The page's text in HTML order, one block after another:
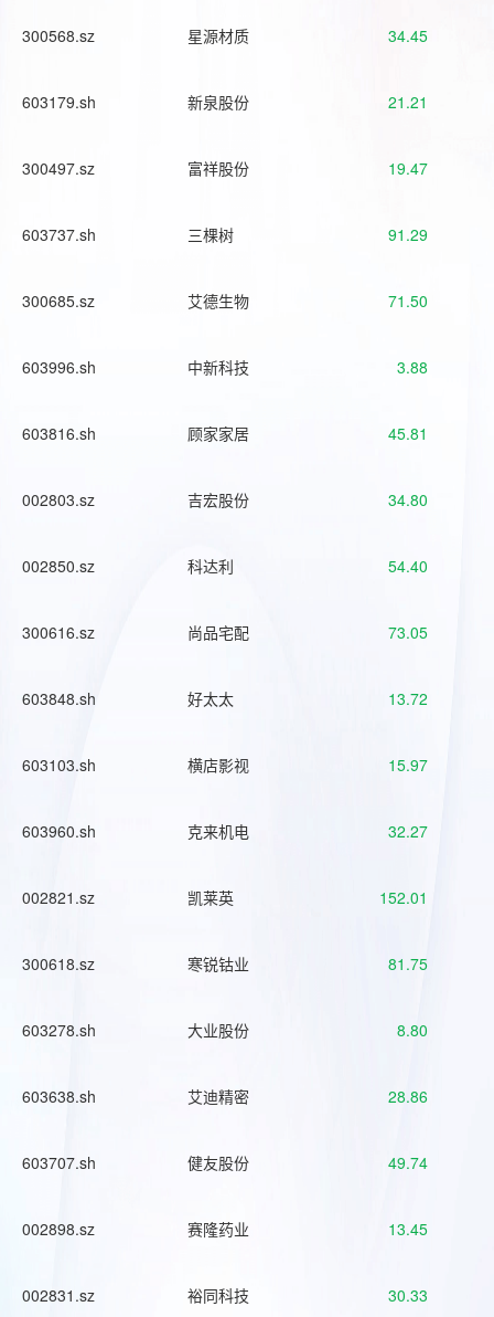
300568.sz 星源材质 34.45
603179.sh 新泉股份 21.21
300497.sz 富祥股份 19.47
603737.sh 三棵树 91.29
300685.sz 艾德生物 71.50
603996.sh 中新科技 3.88
603816.sh 顾家家居 45.81
002803.sz 吉宏股份 34.80
002850.sz 科达利 54.40
300616.sz 尚品宅配 73.05
603848.sh 好太太 13.72
603103.sh 横店影视 15.97
603960.sh 克来机电 32.27
002821.sz 凯莱英 152.01
300618.sz 寒锐钴业 81.75
603278.sh 大业股份 8.80
603638.sh 艾迪精密 28.86
603707.sh 健友股份 49.74
002898.sz 赛隆药业 13.45
002831.sz 裕同科技 30.33